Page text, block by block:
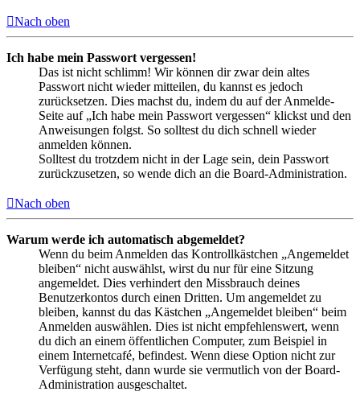
Nach oben
Ich habe mein Passwort vergessen!
Das ist nicht schlimm! Wir können dir zwar dein altes
Passwort nicht wieder mitteilen, du kannst es jedoch
zurücksetzen. Dies machst du, indem du auf der Anmelde-
Seite auf „Ich habe mein Passwort vergessen“ klickst und den
Anweisungen folgst. So solltest du dich schnell wieder
anmelden können.
Solltest du trotzdem nicht in der Lage sein, dein Passwort
zurückzusetzen, so wende dich an die Board-Administration.
Nach oben
Warum werde ich automatisch abgemeldet?
Wenn du beim Anmelden das Kontrollkästchen „Angemeldet
bleiben“ nicht auswählst, wirst du nur für eine Sitzung
angemeldet. Dies verhindert den Missbrauch deines
Benutzerkontos durch einen Dritten. Um angemeldet zu
bleiben, kannst du das Kästchen „Angemeldet bleiben“ beim
Anmelden auswählen. Dies ist nicht empfehlenswert, wenn
du dich an einem öffentlichen Computer, zum Beispiel in
einem Internetcafé, befindest. Wenn diese Option nicht zur
Verfügung steht, dann wurde sie vermutlich von der Board-
Administration ausgeschaltet.